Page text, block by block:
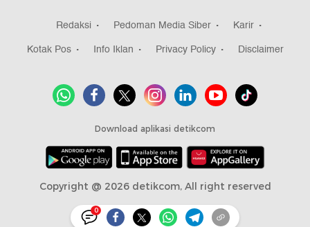
0
Redaksi Pedoman Media Siber
Karir
Kotak Pos
Info Iklan Privacy Policy Disclaimer
Download aplikasi detikcom
Copyright @ 2026 detikcom, All right reserved